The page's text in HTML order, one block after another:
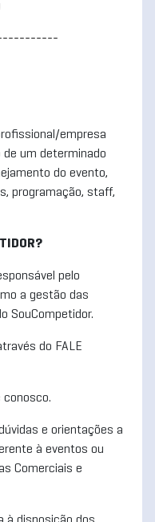
empresa
de um determinado
do evento,
programação, staff,
pelo
a gestão das
SouCompetidor.
do FALE
conosco.
e orientações a
à eventos ou
Comerciais e